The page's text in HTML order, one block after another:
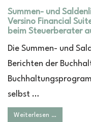
Summen- und
Versino Financial
beim Steuerberater
Die Summen- und
Berichten der
selbst …
Weiterlesen …